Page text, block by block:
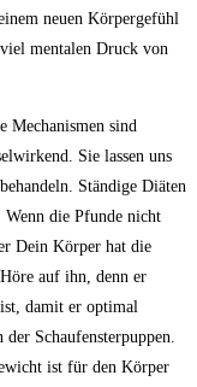
neuen Körpergefühl
mentalen Druck von
Mechanismen sind
Sie lassen uns
Ständige Diäten
die Pfunde nicht
Dein Körper hat die
auf ihn, denn er
damit er optimal
Schaufensterpuppen.
ist für den Körper